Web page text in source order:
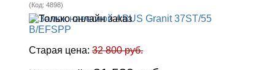
(Код:4898)
Старая цена:32 800 руб.